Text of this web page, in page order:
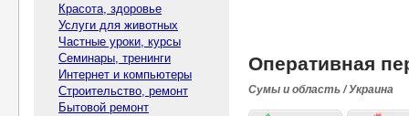
Красота, здоровье
Услуги для животных
Частные уроки, курсы
Семинары, тренинги
Интернет и компьютеры
Строительство, ремонт
Бытовой ремонт
Оперативная
Сумы и область / Украина